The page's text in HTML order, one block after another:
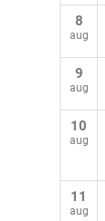
8
aug
9
aug
10
aug
11
aug